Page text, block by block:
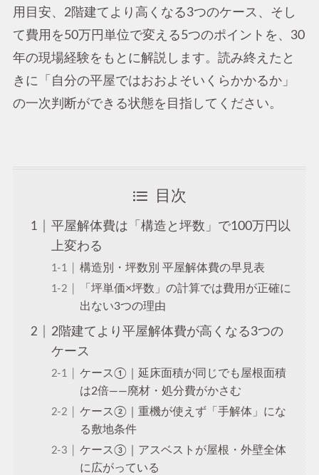
用目安、2階建てより高くなる3つのケース、そし
て費用を50万円単位で変える5つのポイントを、30
年の現場経験をもとに解説します。読み終えたと
きに「自分の平屋ではおおよそいくらかかるか」
の一次判断ができる状態を目指してください。
目次
平屋解体費は「構造と坪数」で100万円以
上変わる
構造別・坪数別 平屋解体費の早見表
「坪単価×坪数」の計算では費用が正確に
出ない3つの理由
2階建てより平屋解体費が高くなる3つの
ケース
ケース①｜延床面積が同じでも屋根面積
は2倍——廃材・処分費がかさむ
ケース②｜重機が使えず「手解体」にな
る敷地条件
ケース③｜アスベストが屋根・外壁全体
に広がっている